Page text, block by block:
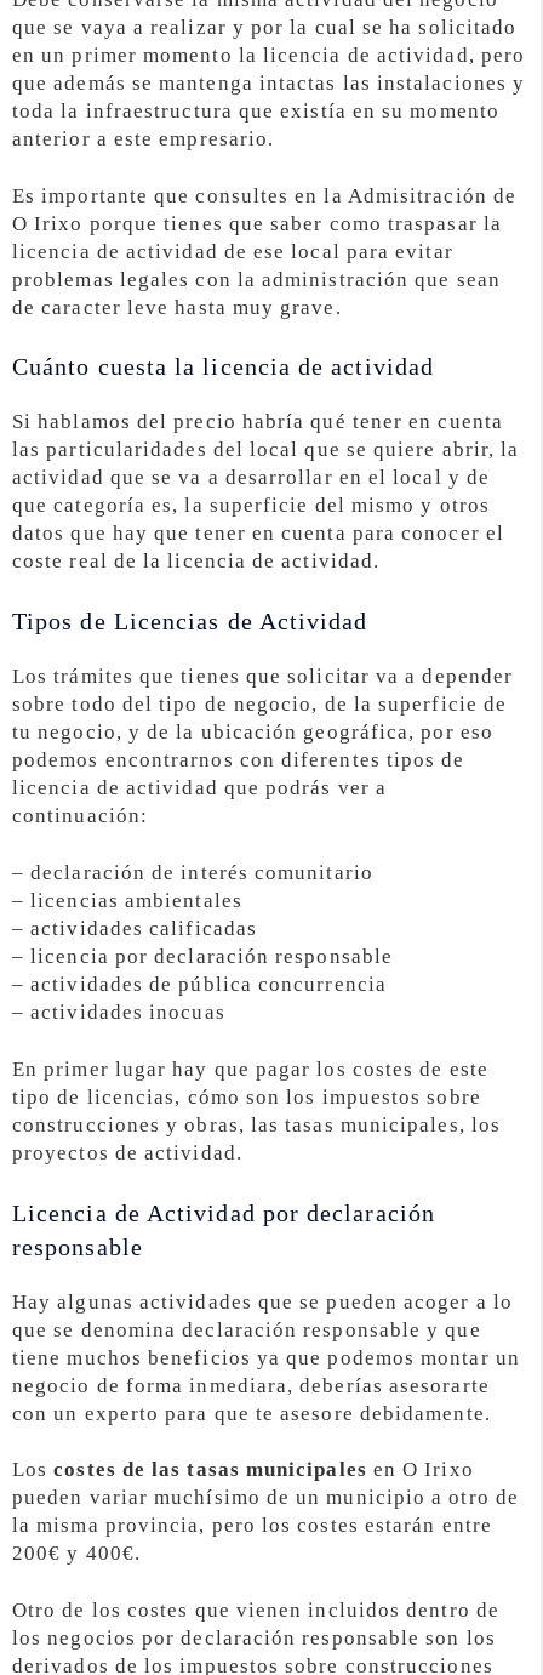
que se vaya a realizar y por la cual se ha solicitado
en un primer momento la licencia de actividad, pero
que además se mantenga intactas las instalaciones y
toda la infraestructura que existía en su momento
anterior a este empresario.
Es importante que consultes en la Admisitración de
O Irixo porque tienes que saber como traspasar la
licencia de actividad de ese local para evitar
problemas legales con la administración que sean
de caracter leve hasta muy grave.
Cuánto cuesta la licencia de actividad
Si hablamos del precio habría qué tener en cuenta
las particularidades del local que se quiere abrir, la
actividad que se va a desarrollar en el local y de
que categoría es, la superficie del mismo y otros
datos que hay que tener en cuenta para conocer el
coste real de la licencia de actividad.
Tipos de Licencias de Actividad
Los trámites que tienes que solicitar va a depender
sobre todo del tipo de negocio, de la superficie de
tu negocio, y de la ubicación geográfica, por eso
podemos encontrarnos con diferentes tipos de
licencia de actividad que podrás ver a
continuación:
– declaración de interés comunitario
– licencias ambientales
– actividades calificadas
– licencia por declaración responsable
– actividades de pública concurrencia
– actividades inocuas
En primer lugar hay que pagar los costes de este
tipo de licencias, cómo son los impuestos sobre
construcciones y obras, las tasas municipales, los
proyectos de actividad.
Licencia de Actividad por declaración
responsable
Hay algunas actividades que se pueden acoger a lo
que se denomina declaración responsable y que
tiene muchos beneficios ya que podemos montar un
negocio de forma inmediara, deberías asesorarte
con un experto para que te asesore debidamente.
Loscostes de las tasas municipales en O Irixo
pueden variar muchísimo de un municipio a otro de
la misma provincia, pero los costes estarán entre
200€ y 400€.
Otro de los costes que vienen incluidos dentro de
los negocios por declaración responsable son los
derivados de los impuestos sobre construcciones